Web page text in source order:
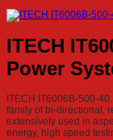
ITECH
Power
ITECH IT6006B-500-
family of bi-directional,
extensively used in
energy, high speed